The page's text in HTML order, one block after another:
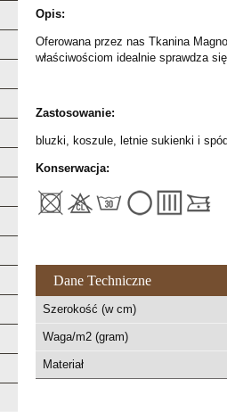
Opis:
Oferowana przez nas Tkanina
właściwościom idealnie sprawdza
Zastosowanie:
bluzki, koszule, letnie sukienki i
Konserwacja:
Dane Techniczne
Szerokość (w cm)
Waga/m2 (gram)
Materiał